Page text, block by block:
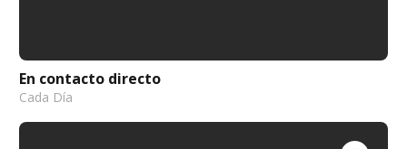
En contacto directo
Cada Día